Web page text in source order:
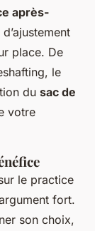
après-
place. De
le
du sac de
votre
le practice
fort.
son choix,